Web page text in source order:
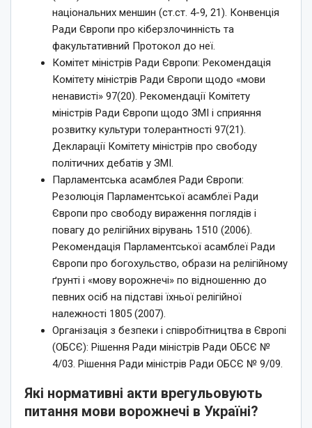
національних меншин (ст.ст. 4-9, 21). Конвенція
Ради Європи про кіберзлочинність та
факультативний Протокол до неї.
Комітет міністрів Ради Європи: Рекомендація
Комітету міністрів Ради Європи щодо «мови
ненависті» 97(20). Рекомендації Комітету
міністрів Ради Європи щодо ЗМІ і сприяння
розвитку культури толерантності 97(21).
Декларації Комітету міністрів про свободу
політичних дебатів у ЗМІ.
Парламентська асамблея Ради Європи:
Резолюція Парламентської асамблеї Ради
Європи про свободу вираження поглядів і
повагу до релігійних вірувань 1510 (2006).
Рекомендація Парламентської асамблеї Ради
Європи про богохульство, образи на релігійному
ґрунті і «мову ворожнечі» по відношенню до
певних осіб на підставі їхньої релігійної
належності 1805 (2007).
Організація з безпеки і співробітництва в Європі
(ОБСЄ): Рішення Ради міністрів Ради ОБСЄ №
4/03. Рішення Ради міністрів Ради ОБСЄ № 9/09.
Які нормативні акти врегульовують
питання мови ворожнечі в Україні?